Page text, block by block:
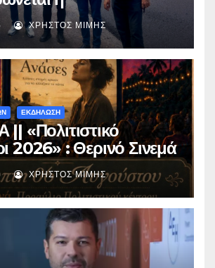
της οδού
– Αβδέλλα
ΧΡΉΣΤΟΣ ΜΊΜΗΣ
ΕΚΔΗΛΩΣΗ
«Πολιτιστικό
2026» : Θερινό Σινεμά
ταινία
ΧΡΉΣΤΟΣ ΜΊΜΗΣ